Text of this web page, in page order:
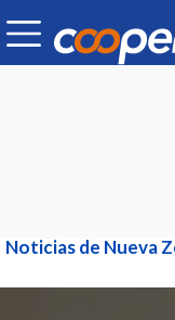
Noticias de Nueva